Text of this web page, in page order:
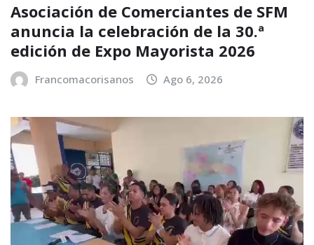
Asociación de Comerciantes de SFM
anuncia la celebración de la 30.ª
edición de Expo Mayorista 2026
Francomacorisanos Ago 6, 2026